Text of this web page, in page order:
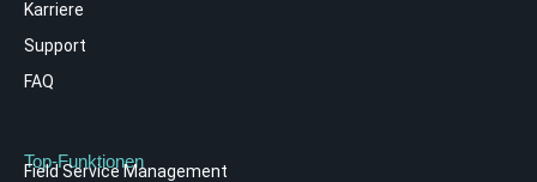
Karriere
Support
FAQ
Top-Funktionen
Field Service Management